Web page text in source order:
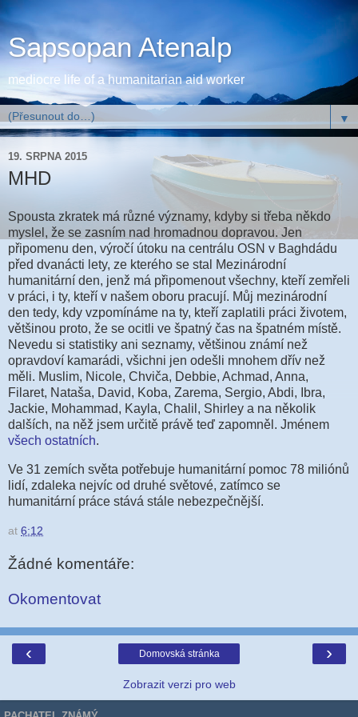
Sapsopan Atenalp
mediocre life of a humanitarian aid worker
▼
19. SRPNA 2015
MHD
Spousta zkratek má různé významy, kdyby si třeba někdo
myslel, že se zasním nad hromadnou dopravou. Jen
připomenu den, výročí útoku na centrálu OSN v Baghdádu
před dvanácti lety, ze kterého se stal Mezinárodní
humanitární den, jenž má připomenout všechny, kteří zemřeli
v práci, i ty, kteří v našem oboru pracují. Můj mezinárodní
den tedy, kdy vzpomínáme na ty, kteří zaplatili práci životem,
většinou proto, že se ocitli ve špatný čas na špatném místě.
Nevedu si statistiky ani seznamy, většinou známí než
opravdoví kamarádi, všichni jen odešli mnohem dřív než
měli. Muslim, Nicole, Chviča, Debbie, Achmad, Anna,
Filaret, Nataša, David, Koba, Zarema, Sergio, Abdi, Ibra,
Jackie, Mohammad, Kayla, Chalil, Shirley a na několik
dalších, na něž jsem určitě právě teď zapomněl. Jménem
všech ostatních.
Ve 31 zemích světa potřebuje humanitární pomoc 78 miliónů
lidí, zdaleka nejvíc od druhé světové, zatímco se
humanitární práce stává stále nebezpečnější.
at 6:12
Žádné komentáře:
Okomentovat
‹ ›
Domovská stránka
Zobrazit verzi pro web